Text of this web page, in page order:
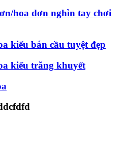
hoa dơn nghìn tay chơi
kiểu bán cầu tuyệt đẹp
kiểu trăng khuyết